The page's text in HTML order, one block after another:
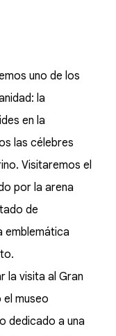
uno de los
la
en la
las célebres
Visitaremos el
por la arena
de
emblemática
la visita al Gran
el museo
dedicado a una